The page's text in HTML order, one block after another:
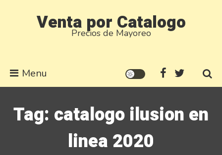
Venta por Catalogo
Precios de Mayoreo
Menu
Tag: catalogo ilusion en
linea 2020